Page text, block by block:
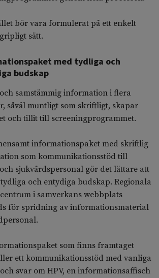
bör vara formulerat på ett enkelt
sätt.
med tydliga och
budskap
samstämmig information i flera
såväl muntligt som skriftligt, skapar
och tillit till screeningprogrammet.
informationspaket med skriftlig
som kommunikationsstöd till
sjukvårdspersonal gör det lättare att
och entydiga budskap. Regionala
i samverkans webbplats
för spridning av informationsmaterial
som finns framtaget
ett kommunikationsstöd med vanliga
svar om HPV, en informationsaffisch